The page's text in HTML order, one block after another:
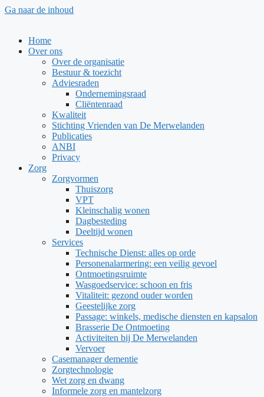
Ga naar de inhoud
Home
Over ons
Over de organisatie
Bestuur & toezicht
Adviesraden
Ondernemingsraad
Cliëntenraad
Kwaliteit
Stichting Vrienden van De Merwelanden
Publicaties
ANBI
Privacy
Zorg
Zorgvormen
Thuiszorg
VPT
Kleinschalig wonen
Dagbesteding
Deeltijd wonen
Services
Technische Dienst: alles op orde
Personenalarmering: een veilig gevoel
Ontmoetingsruimte
Wasgoedservice: schoon en fris
Vitaliteit: gezond ouder worden
Geestelijke zorg
Passage: winkels, medische diensten en kapsalon
Brasserie De Ontmoeting
Activiteiten bij De Merwelanden
Vervoer
Casemanager dementie
Zorgtechnologie
Wet zorg en dwang
Informele zorg en mantelzorg